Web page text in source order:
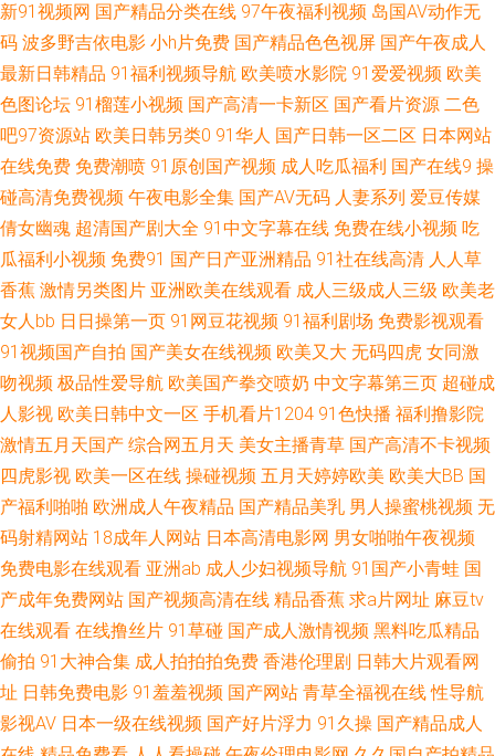
91国产小视频 草豆网资源福利 九一天堂 日韩三级黄 91操人视频 91系列在
线视 免费的在线电影午夜 91国产福利导航 91在线小视频 国产伦理女性高潮
视频 欧美成人官网 性爱网六月 91看片网站 肏屄视频肏 九草热最新视频 欧
亚黄色精品 五月天综合福利网婷婷 91福利资源站 92福利看看 国产黑丝自慰
月丁香 青青草原电影院 伊人影院久久 91人人操人人爽 超碰成人91 99中文
化产品在线看 三级片男人的天棠 91情趣网站在线观看 国产精品禁久久精品
欧美性爱影音先锋影院 亚洲不伦不卡 91黄下载 97在线偷拍 国产自拍2 日韩
网站3 91福利姬视频 91资源总站超碰 国产欧美一区视频 日韩精品在线第一
页 四虎影院8848 91次元看片 97欧美浮力 精品久久美女肏 精品亚洲日韩国
产欧美 91官方视频在线看网页 av日韩精品成人网站 精品性网 人妻无码久久
中文字幕 亚洲无码黄色网址 99大香蕉 韩日AV自拍 婷婷激情激情 91福利姬
视频 国产精品地址 日韩三级黄 在线午夜欧美福利 大香蕉AV片 久久性爱影院
婷婷激情丁香七月 91九色porn四虎 国内版肏屄视频 日韩精品专区 在线午夜
新91视频网 国产精品分类在线 97午夜福利视频 岛国AV动作无
码 波多野吉依电影 小h片免费 国产精品色色视屏 国产午夜成人
最新日韩精品 91福利视频导航 欧美喷水影院 91爱爱视频 欧美
色图论坛 91榴莲小视频 国产高清一卡新区 国产看片资源 二色
吧97资源站 欧美日韩另类0 91华人 国产日韩一区二区 日本网站
在线免费 免费潮喷 91原创国产视频 成人吃瓜福利 国产在线9 操
碰高清免费视频 午夜电影全集 国产AV无码 人妻系列 爱豆传媒
倩女幽魂 超清国产剧大全 91中文字幕在线 免费在线小视频 吃
瓜福利小视频 免费91 国产日产亚洲精品 91社在线高清 人人草
香蕉 激情另类图片 亚洲欧美在线观看 成人三级成人三级 欧美老
女人bb 日日操第一页 91网豆花视频 91福利剧场 免费影视观看
91视频国产自拍 国产美女在线视频 欧美又大 无码四虎 女同激
吻视频 极品性爱导航 欧美国产拳交喷奶 中文字幕第三页 超碰成
人影视 欧美日韩中文一区 手机看片1204 91色快播 福利撸影院
激情五月天国产 综合网五月天 美女主播青草 国产高清不卡视频
四虎影视 欧美一区在线 操碰视频 五月天婷婷欧美 欧美大BB 国
产福利啪啪 欧洲成人午夜精品 国产精品美乳 男人操蜜桃视频 无
码射精网站 18成年人网站 日本高清电影网 男女啪啪午夜视频
免费电影在线观看 亚洲ab 成人少妇视频导航 91国产小青蛙 国
产成年免费网站 国产视频高清在线 精品香蕉 求a片网址 麻豆tv
在线观看 在线撸丝片 91草碰 国产成人激情视频 黑料吃瓜精品
偷拍 91大神合集 成人拍拍拍免费 香港伦理剧 日韩大片观看网
址 日韩免费电影 91羞羞视频 国产网站 青草全福视在线 性导航
影视AV 日本一级在线视频 国产好片浮力 91久操 国产精品成人